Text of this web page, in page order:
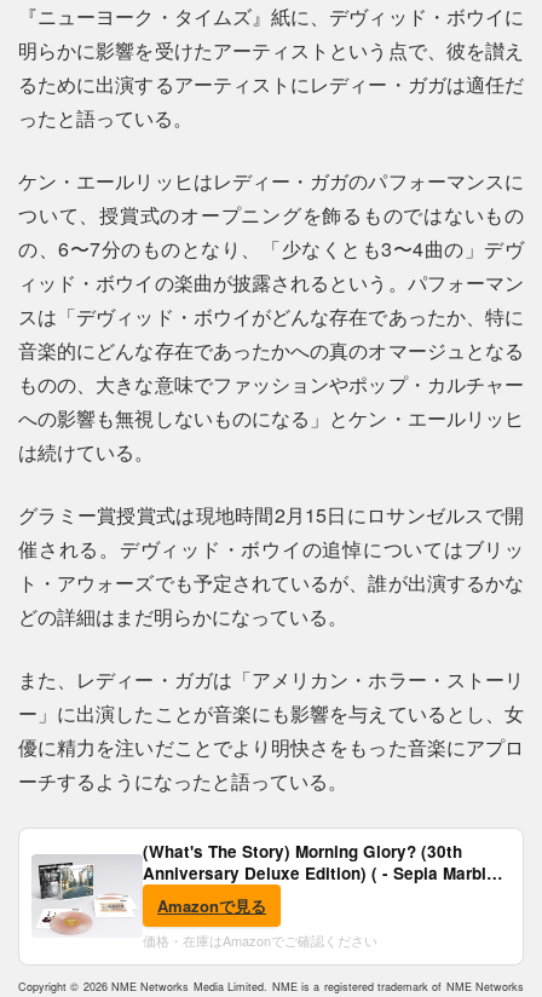
『ニューヨーク・タイムズ』紙に、デヴィッド・ボウイに
明らかに影響を受けたアーティストという点で、彼を讃え
るために出演するアーティストにレディー・ガガは適任だ
ったと語っている。
ケン・エールリッヒはレディー・ガガのパフォーマンスに
ついて、授賞式のオープニングを飾るものではないもの
の、6〜7分のものとなり、「少なくとも3〜4曲の」デヴ
ィッド・ボウイの楽曲が披露されるという。パフォーマン
スは「デヴィッド・ボウイがどんな存在であったか、特に
音楽的にどんな存在であったかへの真のオマージュとなる
ものの、大きな意味でファッションやポップ・カルチャー
への影響も無視しないものになる」とケン・エールリッヒ
は続けている。
グラミー賞授賞式は現地時間2月15日にロサンゼルスで開
催される。デヴィッド・ボウイの追悼についてはブリッ
ト・アウォーズでも予定されているが、誰が出演するかな
どの詳細はまだ明らかになっている。
また、レディー・ガガは「アメリカン・ホラー・ストーリ
ー」に出演したことが音楽にも影響を与えているとし、女
優に精力を注いだことでより明快さをもった音楽にアプロ
ーチするようになったと語っている。
(What's The Story) Morning Glory? (30th
Anniversary Deluxe Edition) ( - Sepia Marble
Vinyl) [Analog]
Amazonで見る
価格・在庫はAmazonでご確認ください
Copyright © 2026 NME Networks Media Limited. NME is a registered trademark of NME Networks